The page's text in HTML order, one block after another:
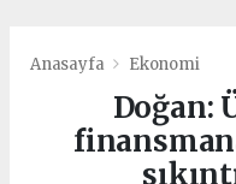
Anasayfa Ekonomi
Doğan: